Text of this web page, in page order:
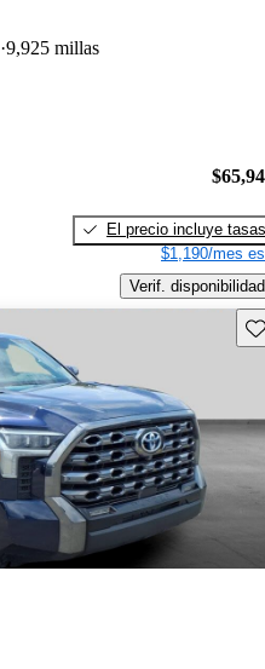
9,925 millas
El precio incluye tasas
$1,190/mes
Verif. disponibilidad